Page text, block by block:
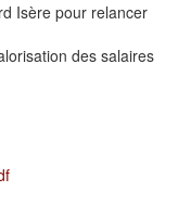
Isère pour relancer
des salaires